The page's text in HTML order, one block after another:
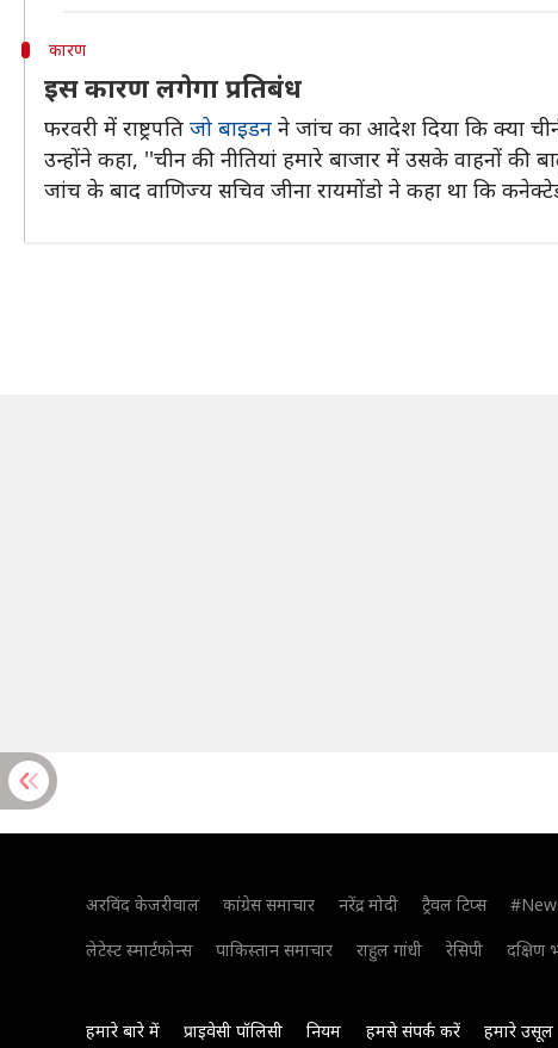
कारण
इस कारण लगेगा प्रतिबंध
फरवरी में राष्ट्रपति जो बाइडन ने जांच का आदेश दिया कि क्या
उन्होंने कहा, ''चीन की नीतियां हमारे बाजार में उसके वाहनों की
जांच के बाद वाणिज्य सचिव जीना रायमोंडो ने कहा था कि
अरविंद केजरीवाल कांग्रेस समाचार नरेंद्र मोदी ट्रैवल टिप्स
लेटेस्ट स्मार्टफोन्स
पाकिस्तान समाचार राहुल गांधी रेसिपी दक्षिण
हमारे बारे में प्राइवेसी पॉलिसी नियम हमसे संपर्क करें हमारे उसूल